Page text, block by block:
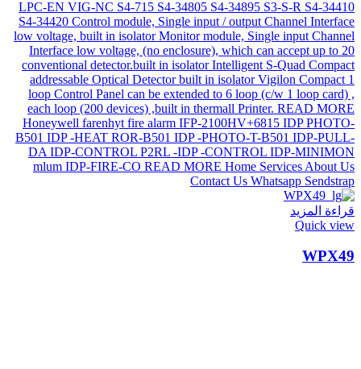
قراءة المزيد
Quick view
WPX49